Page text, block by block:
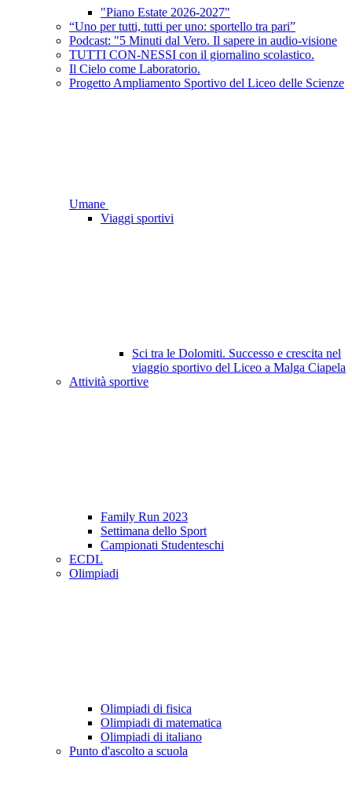
"Piano Estate 2026-2027"
“Uno per tutti, tutti per uno: sportello tra pari”
Podcast: "5 Minuti dal Vero. Il sapere in audio-visione
TUTTI CON-NESSI con il giornalino scolastico.
Il Cielo come Laboratorio.
Progetto Ampliamento Sportivo del Liceo delle Scienze
Umane
Viaggi sportivi
Sci tra le Dolomiti. Successo e crescita nel
viaggio sportivo del Liceo a Malga Ciapela
Attività sportive
Family Run 2023
Settimana dello Sport
Campionati Studenteschi
ECDL
Olimpiadi
Olimpiadi di fisica
Olimpiadi di matematica
Olimpiadi di italiano
Punto d'ascolto a scuola